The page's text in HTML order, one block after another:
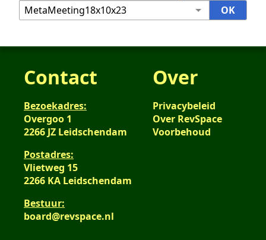
Contact
Bezoekadres:
Overgoo 1
2266 JZ Leidschendam
Postadres:
Vlietweg 15
2266 KA Leidschendam
Bestuur:
board@revspace.nl
Over
Privacybeleid
Over RevSpace
Voorbehoud